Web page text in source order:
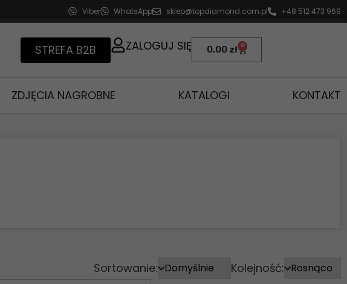
Viber WhatsApp sklep@topdiamond.com.pl +48 512 473 969
STREFA B2B ZALOGUJ SIĘ 0,00 zł 0
ZDJĘCIA NAGROBNE KATALOGI KONTAKT
Sortowanie: Kolejność: